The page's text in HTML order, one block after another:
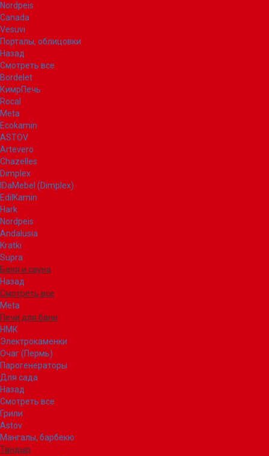
Nordpeis
Canada
Vesuvi
Порталы, облицовки
Назад
Смотреть все
Bordelet
КимрПечь
Rocal
Meta
Ecokamin
ASTOV
Artevero
Chazelles
Dimplex
IDaMebel (Dimplex)
EdilKamin
Hark
Nordpeis
Andalusia
Kratki
Supra
Баня и сауна
Назад
Смотреть все
Meta
Печи для бани
НМК
Электрокаменки
Очаг (Пермь)
Парогенераторы
Для сада
Назад
Смотреть все
Грили
Astov
Мангалы, барбекю
Тандыр